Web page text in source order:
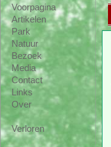
Voorpagina
Artikelen
Park
Natuur
Bezoek
Media
Contact
Links
Over
Verloren